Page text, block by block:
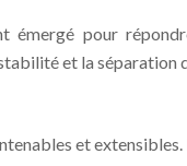
pour
et la séparation
et extensibles.